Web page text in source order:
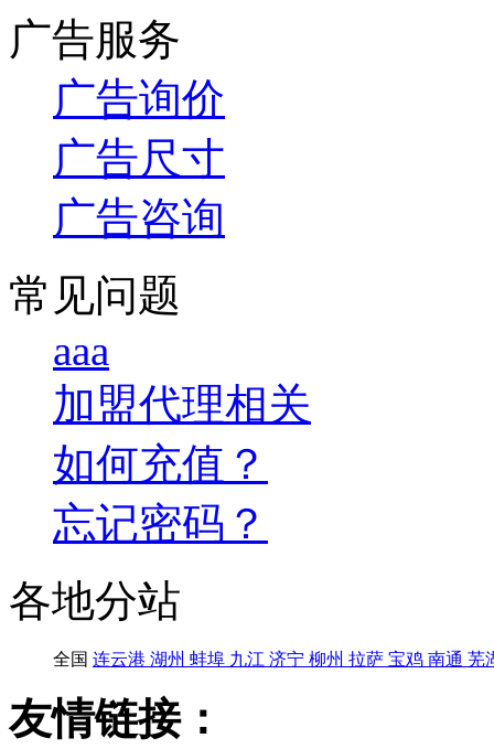
广告服务
广告询价
广告尺寸
广告咨询
常见问题
aaa
加盟代理相关
如何充值？
忘记密码？
各地分站
全国 连云港 湖州 蚌埠 九江 济宁 柳州 拉萨 宝鸡 南通 芜
友情链接：